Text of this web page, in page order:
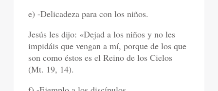
e) -Delicadeza para con los niños.
Jesús les dijo: «Dejad a los niños y no les
impidáis que vengan a mí, porque de los que
son como éstos es el Reino de los Cielos
(Mt. 19, 14).